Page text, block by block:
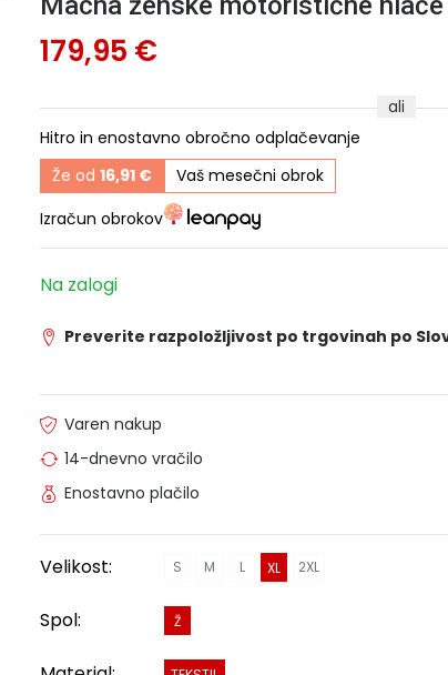
179,95 €
ali
Hitro in enostavno obročno odplačevanje
Že od 16,91 €
Vaš mesečni obrok
Izračun obrokov
Na zalogi
Preverite razpoložljivost po trgovinah po
Varen nakup
14-dnevno vračilo
Enostavno plačilo
Velikost: S M L XL 2XL
Spol: Ž